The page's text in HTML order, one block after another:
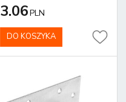
3.06PLN
DO KOSZYKA